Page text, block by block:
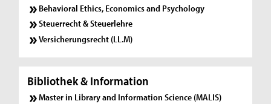
Behavioral Ethics, Economics and Psychology
Steuerrecht & Steuerlehre
Versicherungsrecht (LL.M)
Bibliothek & Information
Master in Library and Information Science (MALIS)